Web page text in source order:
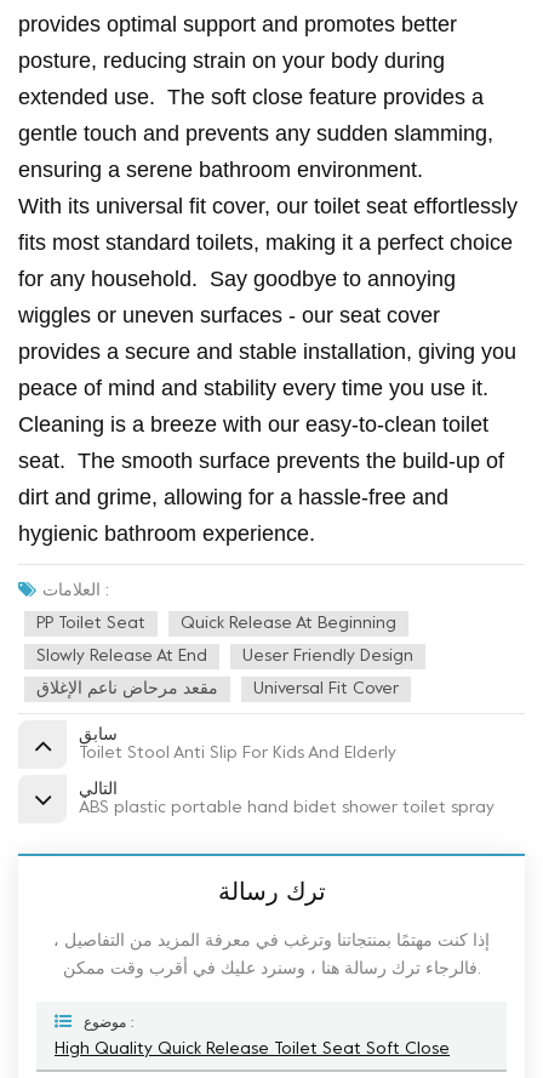
provides optimal support and promotes better
posture, reducing strain on your body during
extended use. The soft close feature provides a
gentle touch and prevents any sudden slamming,
ensuring a serene bathroom environment.
With its universal fit cover, our toilet seat effortlessly
fits most standard toilets, making it a perfect choice
for any household. Say goodbye to annoying
wiggles or uneven surfaces - our seat cover
provides a secure and stable installation, giving you
peace of mind and stability every time you use it.
Cleaning is a breeze with our easy-to-clean toilet
seat. The smooth surface prevents the build-up of
dirt and grime, allowing for a hassle-free and
hygienic bathroom experience.
العلامات :
PP Toilet Seat Quick Release At Beginning
Slowly Release At End Ueser Friendly Design
مقعد مرحاض ناعم الإغلاق Universal Fit Cover
سابق
Toilet Stool Anti Slip For Kids And Elderly
التالي
ABS plastic portable hand bidet shower toilet spray
ترك رسالة
إذا كنت مهتمًا بمنتجاتنا وترغب في معرفة المزيد من التفاصيل ،
فالرجاء ترك رسالة هنا ، وسنرد عليك في أقرب وقت ممكن.
موضوع :
High Quality Quick Release Toilet Seat Soft Close